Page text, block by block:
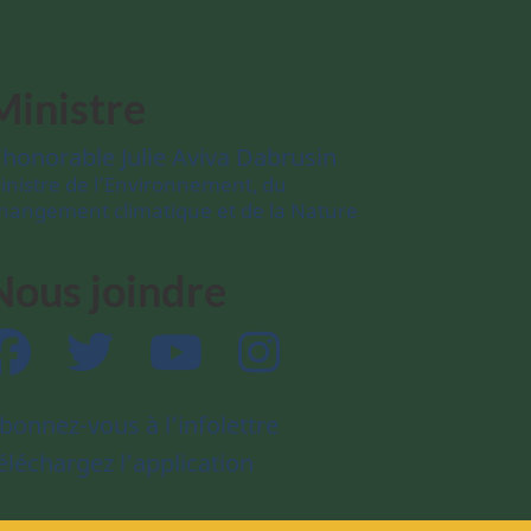
Julie Aviva Dabrusin
de l’Environnement, du
climatique et de la Nature
Facebook Twitter YouTube
vous à l’infolettre
l’application